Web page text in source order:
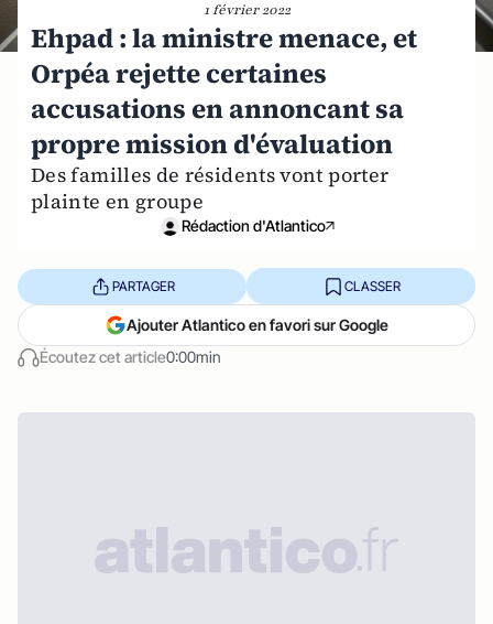
1 février 2022
Ehpad : la ministre menace, et
Orpéa rejette certaines
accusations en annoncant sa
propre mission d'évaluation
Des familles de résidents vont porter
plainte en groupe
Rédaction d'Atlantico
Écoutez cet article0:00min
PARTAGER CLASSER
Ajouter Atlantico en favori sur Google